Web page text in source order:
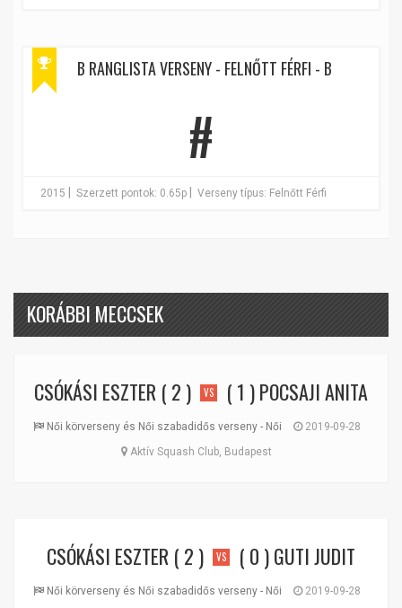
B RANGLISTA VERSENY - FELNŐTT FÉRFI - B
#
2015 Szerzett pontok: 0.65p Verseny típus: Felnőtt Férfi
KORÁBBI MECCSEK
CSÓKÁSI ESZTER ( 2 ) VS ( 1 )POCSAJI ANITA
Női körverseny és Női szabadidős verseny - Női
2019-09-28
Aktív Squash Club, Budapest
CSÓKÁSI ESZTER ( 2 ) VS ( 0 )GUTI JUDIT
Női körverseny és Női szabadidős verseny - Női
2019-09-28